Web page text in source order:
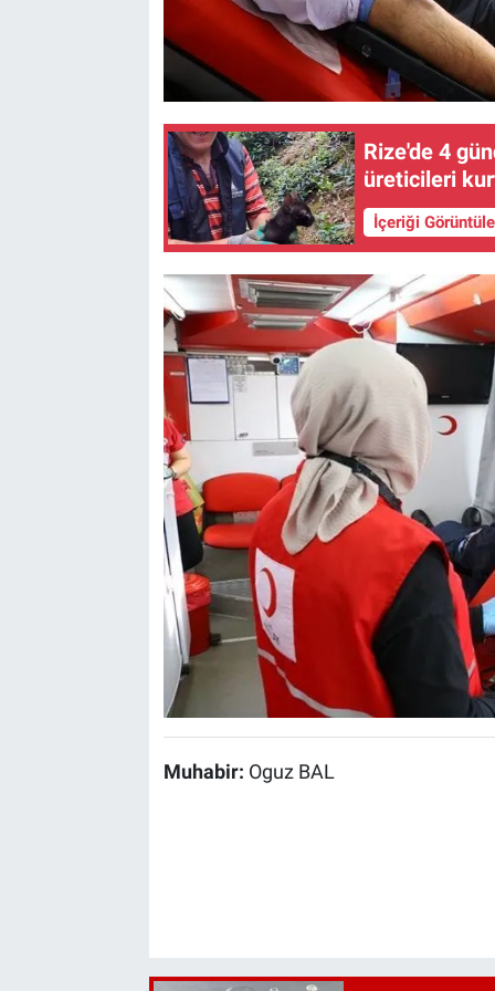
Rize'de 4
üreticileri
İçeriği
Muhabir: Oguz BAL